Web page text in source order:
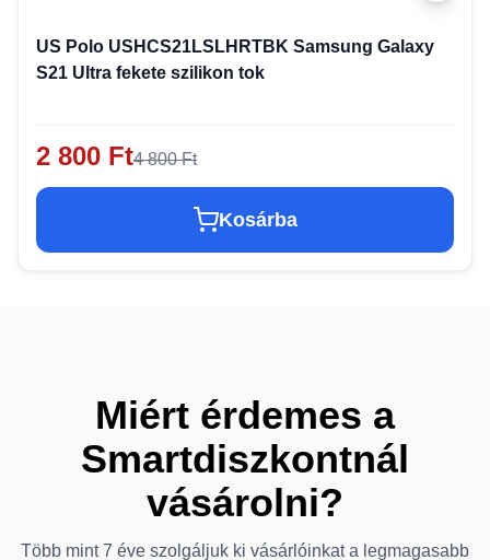
US Polo USHCS21LSLHRTBK Samsung Galaxy
S21 Ultra fekete szilikon tok
2 800 Ft4 800 Ft
Kosárba
Miért érdemes a
Smartdiszkontnál
vásárolni?
Több mint 7 éve szolgáljuk ki vásárlóinkat a legmagasabb